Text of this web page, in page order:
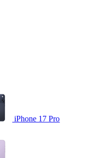
iPhone 17 Pro